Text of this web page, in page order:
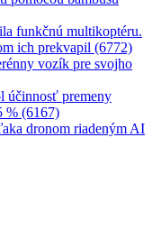
funkčnú multikoptéru.
ich prekvapil (6772)
vozík pre svojho
účinnosť premeny
% (6167)
dronom riadeným AI